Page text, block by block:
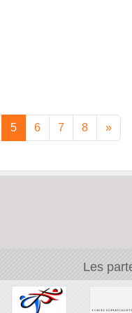
5 6 7 8 »
Les